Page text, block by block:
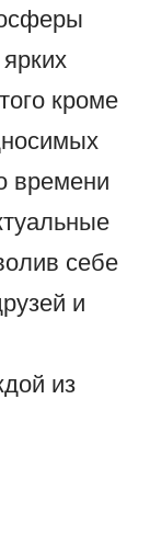
кроме
времени
себе
и
из